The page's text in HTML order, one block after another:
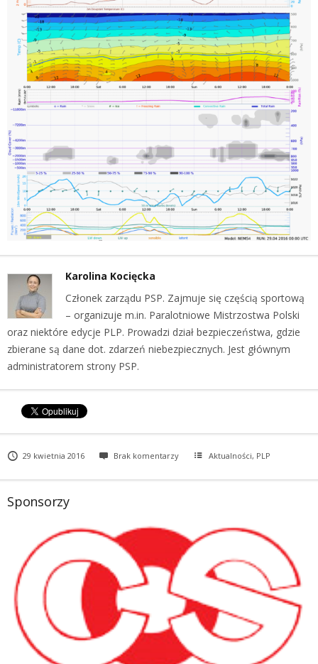
Karolina Kocięcka
Członek zarządu PSP. Zajmuje się częścią sportową
– organizuje m.in. Paralotniowe Mistrzostwa Polski
oraz niektóre edycje PLP. Prowadzi dział bezpieczeństwa, gdzie
zbierane są dane dot. zdarzeń niebezpiecznych. Jest głównym
administratorem strony PSP.
29 kwietnia 2016 Brak komentarzy Aktualności, PLP
Sponsorzy